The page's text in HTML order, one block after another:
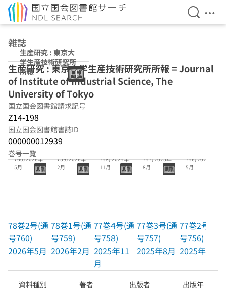
検索を
メ
雑誌
生産研究 : 東京大
学生産技術研究所
所報
生産研究 : 東京大学生産技術研究所所報 = Journal
of Institute of Industrial Science, The
University of Tokyo
国立国会図書館請求記号
Z14-198
国立国会図書館書誌ID
000000012939
巻号一覧
78巻2号(通号
760) 2026年
5月
78巻2号(通
号760)
2026年5月
759) 2026年
2月
78巻1号(通
号759)
2026年2月
758) 2025年
11月
77巻4号(通
号758)
2025年11
月
757) 2025年
8月
77巻3号(通
号757)
2025年8月
756) 2025年
5月
77巻2号(通
号756)
2025年5月
資料種別 著者 出版者 出版年